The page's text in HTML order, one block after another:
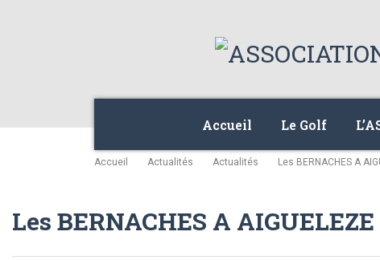
Accueil Le Golf
Accueil Actualités Actualités Les BERNACHES A
Les BERNACHES A